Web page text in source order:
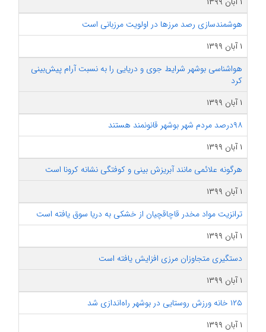
هوشمندسازی رصد مرز‌ها در اولویت مرزبانی است
۱ آبان ۱۳۹۹
هواشناسی بوشهر شرایط جوی و دریایی را به نسبت آرام پیش‌بینی
کرد
۱ آبان ۱۳۹۹
۹۸درصد مردم شهر بوشهر قانونمند هستند
۱ آبان ۱۳۹۹
هرگونه علائمی مانند آبریزش بینی و کوفتگی نشانه کرونا است
۱ آبان ۱۳۹۹
ترانزیت مواد مخدر قاچاقچیان از خشکی به دریا سوق یافته است
۱ آبان ۱۳۹۹
دستگیری متجاوزان مرزی افزایش یافته است
۱ آبان ۱۳۹۹
۱۲۵ خانه ورزش روستایی در بوشهر راه‌اندازی شد
۱ آبان ۱۳۹۹